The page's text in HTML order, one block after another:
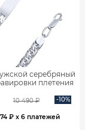
серебряный
плетения
10 490 ₽ -10%
₽ x 6 платежей